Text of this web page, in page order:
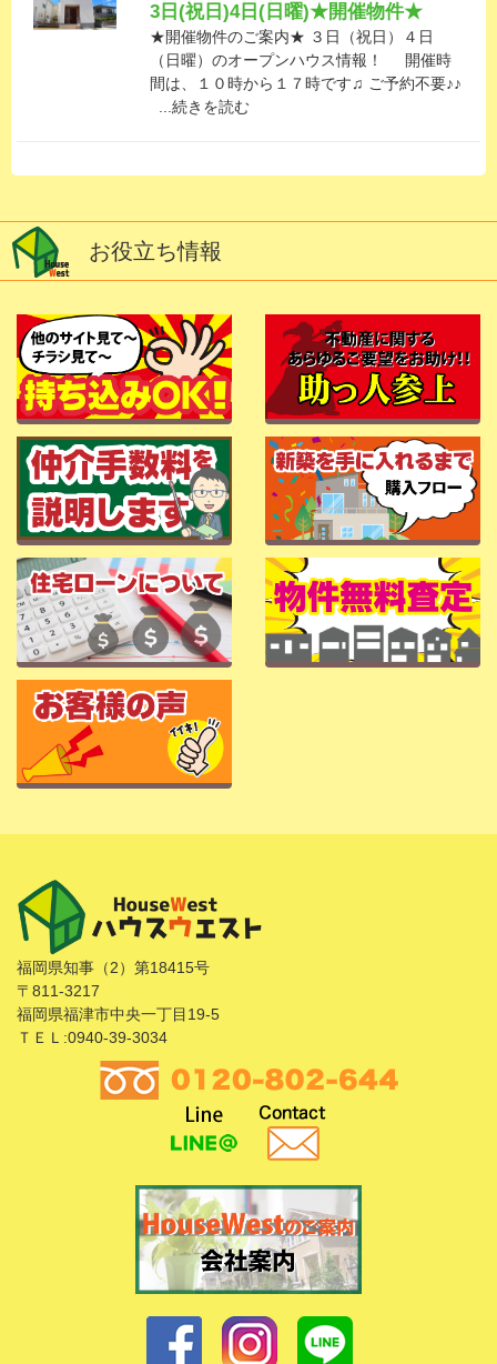
3日(祝日)4日(日曜)★開催物件★
★開催物件のご案内★ ３日（祝日）４日
（日曜）のオープンハウス情報！ 開催時
間は、１０時から１７時です♫ ご予約不要♪♪
...続きを読む
お役立ち情報
福岡県知事（2）第18415号
〒811-3217
福岡県福津市中央一丁目19-5
ＴＥＬ:0940-39-3034